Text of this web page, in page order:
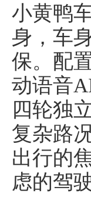
小黄鸭
身，车
保。配
动语音
四轮独
复杂路
出行的
虑的驾